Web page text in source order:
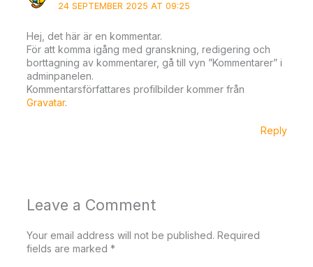
24 SEPTEMBER 2025 AT 09:25
Hej, det här är en kommentar.
För att komma igång med granskning, redigering och
borttagning av kommentarer, gå till vyn ”Kommentarer” i
adminpanelen.
Kommentarsförfattares profilbilder kommer från
Gravatar.
Reply
Leave a Comment
Your email address will not be published. Required
fields are marked *